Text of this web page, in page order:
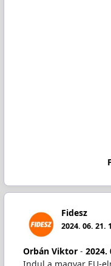
Fidesz
2024. 06. 21.
Orbán Viktor- 2024.